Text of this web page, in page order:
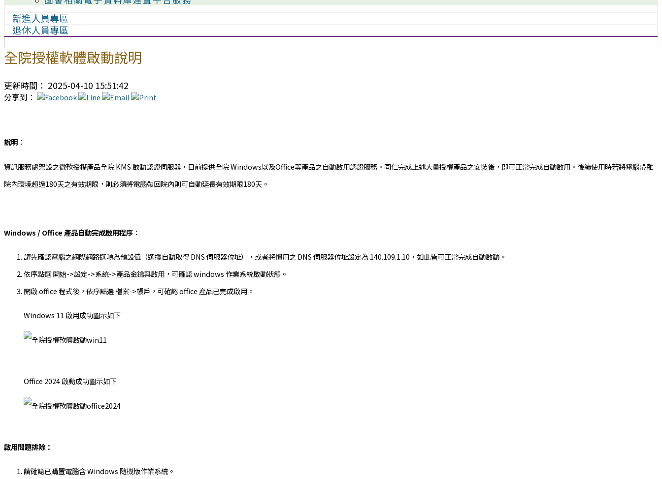
新進人員專區
退休人員專區
全院授權軟體啟動說明
更新時間： 2025-04-10 15:51:42
分享到：
說明 ：
資訊服務處架設之微軟授權產品全院 KMS 啟動認證伺服器，目前提供全院 Windows以及Office等產品之自動啟用認證服務。同仁完成上述大量授權產品之安裝後，即可正常完成自動啟用。後續使用時若將電腦帶離
院內環境超過180天之有效期限，則必須將電腦帶回院內則可自動延長有效期限180天。
Windows / Office 產品自動完成啟用程序 ：
請先確認電腦之網際網路選項為預設值（選擇自動取得 DNS 伺服器位址），或者將慣用之 DNS 伺服器位址設定為 140.109.1.10，如此皆可正常完成自動啟動。
依序點選 開始->設定->系統->產品金鑰與啟用，可確認 windows 作業系統啟動狀態。
開啟 office 程式後，依序點選 檔案->帳戶，可確認 office 產品已完成啟用。
Windows 11 啟用成功圖示如下
Office 2024 啟動成功圖示如下
啟用問題排除：
請確認已購置電腦含 Windows 隨機版作業系統。